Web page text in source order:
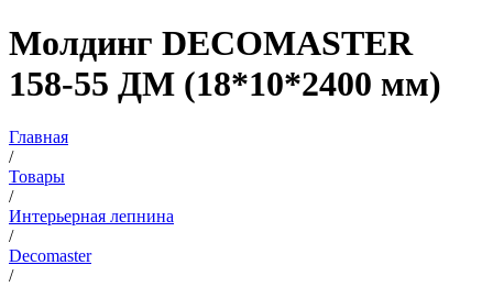
Молдинг DECOMASTER
158-55 ДМ (18*10*2400 мм)
Главная
/
Товары
/
Интерьерная лепнина
/
Decomaster
/